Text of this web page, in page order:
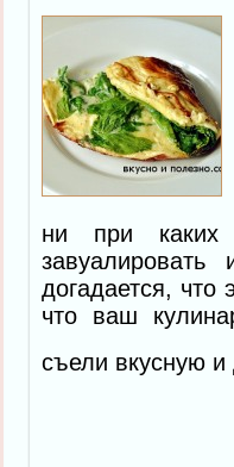
ни при каких
догадается, что
что ваш
съели вкусную и